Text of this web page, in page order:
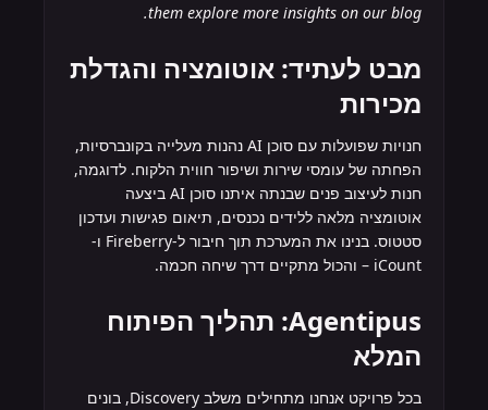
them explore more insights on our blog.
מבט לעתיד: אוטומציה והגדלת
מכירות
חנויות שפועלות עם סוכן AI נהנות מעלייה בקונברסיות,
הפחתה של עומסי שירות ושיפור חווית הלקוח. לדוגמה,
חנות לעיצוב פנים שבנתה איתנו סוכן AI ביצעה
אוטומציה מלאה ללידים נכנסים, תיאום פגישות ועדכון
סטטוס. בנינו את המערכת תוך חיבור ל-Fireberry ו-
iCount – והכול מתקיים דרך שיחה חכמה.
Agentipus: תהליך הפיתוח
המלא
בכל פרויקט אנחנו מתחילים משלב Discovery, בונים